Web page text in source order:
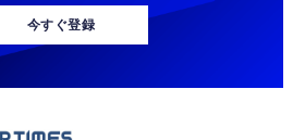
今すぐ登録